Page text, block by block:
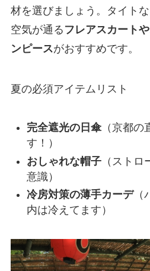
材を選びましょう。タイトな
空気が通る フレアスカート
ンピースがおすすめです。
夏の必須アイテムリスト
完全遮光の日傘（京都の
す！）
おしゃれな帽子（ストロ
意識）
冷房対策の薄手カーデ（
内は冷えてます）